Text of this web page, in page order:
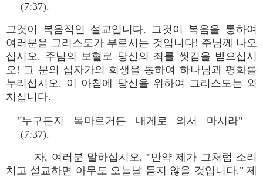
(7:37).
그것이 복음적인 설교입니다. 그것이 복음을 통하여
여러분을 그리스도가 부르시는 것입니다! 주님께 나오
십시오. 주님의 보혈로 당신의 죄를 씻김을 받으십시
오! 그 분의 십자가의 희생을 통하여 하나님과 평화를
누리십시오. 이 아침에 당신을 위하여 그리스도는 외
치십니다.
"누구든지 목마르거든 내게로 와서 마시라"
(7:37).
자, 여러분 말하십시오, "만약 제가 그처럼 소리
치고 설교하면 아무도 오늘날 듣지 않을 것입니다." 제